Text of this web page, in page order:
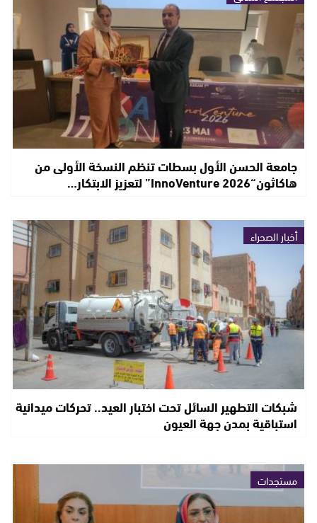
جامعة الحسن الأول بسطات تنظم النسخة الأولى من
هاكاثون“InnoVenture 2026” لتعزيز الابتكار…
أخبار الصحراء
شبكات التطهير السائل تحت اختبار العيد.. تحركات ميدانية
استباقية بمدن جهة العيون
مستجدات